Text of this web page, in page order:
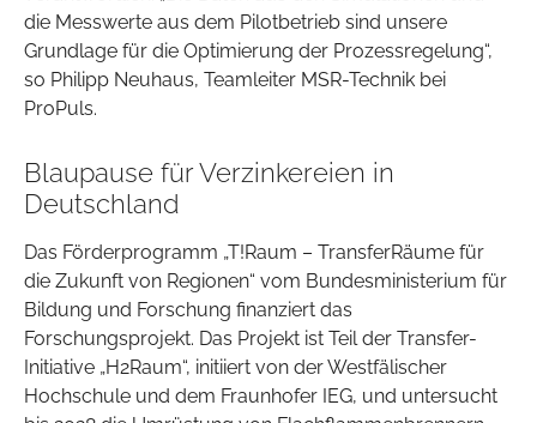
die Messwerte aus dem Pilotbetrieb sind unsere
Grundlage für die Optimierung der Prozessregelung“,
so Philipp Neuhaus, Teamleiter MSR-Technik bei
ProPuls.
Blaupause für Verzinkereien in
Deutschland
Das Förderprogramm „T!Raum – TransferRäume für
die Zukunft von Regionen“ vom Bundesministerium für
Bildung und Forschung finanziert das
Forschungsprojekt. Das Projekt ist Teil der Transfer-
Initiative „H2Raum“, initiiert von der Westfälischer
Hochschule und dem Fraunhofer IEG, und untersucht